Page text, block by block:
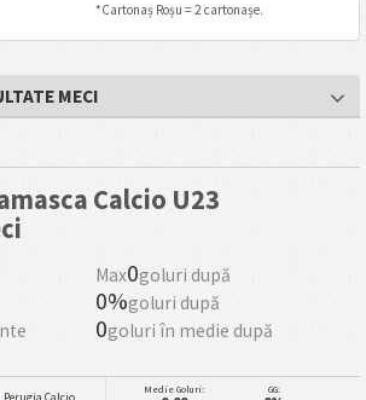
*Cartonaș Roșu = 2 cartonașe.
MECI
Calcio U23
Max0goluri după
0%goluri după
0goluri în medie după
Perugia Calcio Medie Goluri: GG: